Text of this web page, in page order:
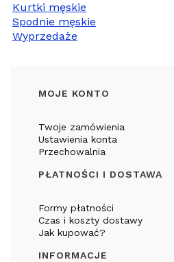
Kurtki męskie
Spodnie męskie
Wyprzedaże
Linki w stopce
MOJE KONTO
Twoje zamówienia
Ustawienia konta
Przechowalnia
PŁATNOŚCI I DOSTAWA
Formy płatności
Czas i koszty dostawy
Jak kupować?
INFORMACJE